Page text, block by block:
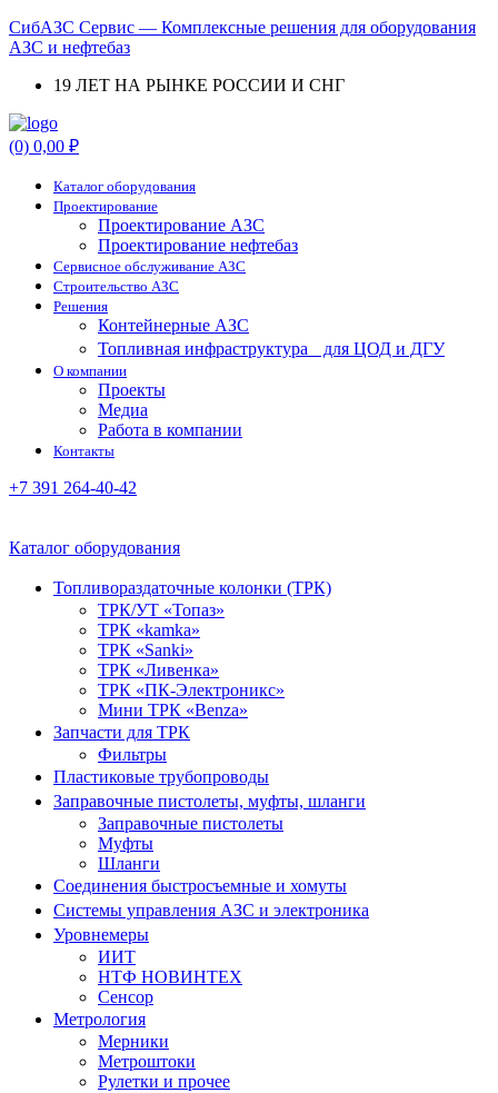
СибАЗС Сервис — Комплексные решения для оборудования
АЗС и нефтебаз
19 ЛЕТ НА РЫНКЕ РОССИИ И СНГ
Menu
(0) 0,00 ₽
Каталог оборудования
Проектирование
Проектирование АЗС
Проектирование нефтебаз
Cервисное обслуживание АЗС
Строительство АЗС
Решения
Контейнерные АЗС
Топливная инфраструктура для ЦОД и ДГУ
О компании
Проекты
Медиа
Работа в компании
Контакты
+7 391 264-40-42
Каталог оборудования
Топливораздаточные колонки (ТРК)
ТРК/УТ «Топаз»
ТРК «kamka»
ТРК «Sanki»
ТРК «Ливенка»
ТРК «ПК-Электроникс»
Мини ТРК «Benza»
Запчасти для ТРК
Фильтры
Пластиковые трубопроводы
Заправочные пистолеты, муфты, шланги
Заправочные пистолеты
Муфты
Шланги
Соединения быстросъемные и хомуты
Системы управления АЗС и электроника
Уровнемеры
ИИТ
НТФ НОВИНТЕХ
Сенсор
Метрология
Мерники
Метроштоки
Рулетки и прочее